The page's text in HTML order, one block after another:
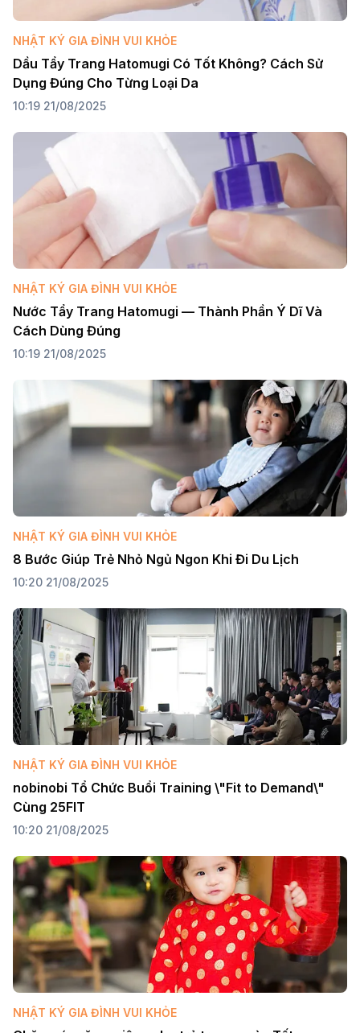
NHẬT KÝ GIA ĐÌNH VUI KHỎE
Dầu Tẩy Trang Hatomugi Có Tốt Không? Cách Sử
Dụng Đúng Cho Từng Loại Da
10:19 21/08/2025
NHẬT KÝ GIA ĐÌNH VUI KHỎE
Nước Tẩy Trang Hatomugi — Thành Phần Ý Dĩ Và
Cách Dùng Đúng
10:19 21/08/2025
NHẬT KÝ GIA ĐÌNH VUI KHỎE
8 Bước Giúp Trẻ Nhỏ Ngủ Ngon Khi Đi Du Lịch
10:20 21/08/2025
NHẬT KÝ GIA ĐÌNH VUI KHỎE
nobinobi Tổ Chức Buổi Training \"Fit to Demand\"
Cùng 25FIT
10:20 21/08/2025
NHẬT KÝ GIA ĐÌNH VUI KHỎE